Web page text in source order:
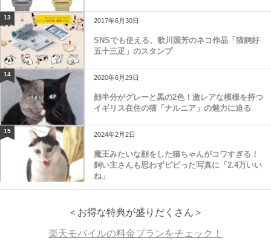
13 2017年6月30日
SNSでも使える、歌川国芳のネコ作品「猫飼好
五十三疋」のスタンプ
14 2020年6月29日
顔半分がグレーと黒の2色！激レアな模様を持つ
イギリス在住の猫「ナルニア」の魅力に迫る
15 2024年2月2日
魔王みたいな顔をした猫ちゃんがコワすぎる！
飼い主さんも思わずビビった写真に「2.4万いい
ね」
＜お得な特典が盛りだくさん＞
楽天モバイルの料金プランをチェック！